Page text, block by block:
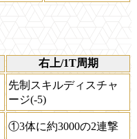
右上/1T周期
先制スキルディスチャ
ージ(-5)
①3体に約3000の2連撃